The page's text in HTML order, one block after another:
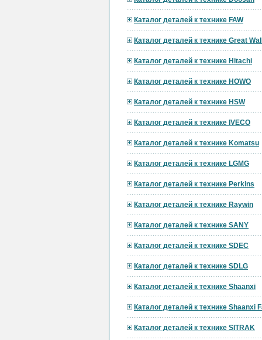
Каталог деталей к технике FAW
Каталог деталей к технике Great
Каталог деталей к технике Hitachi
Каталог деталей к технике HOWO
Каталог деталей к технике HSW
Каталог деталей к технике IVECO
Каталог деталей к технике Komatsu
Каталог деталей к технике LGMG
Каталог деталей к технике Perkins
Каталог деталей к технике Raywin
Каталог деталей к технике SANY
Каталог деталей к технике SDEC
Каталог деталей к технике SDLG
Каталог деталей к технике Shaanxi
Каталог деталей к технике Shaanxi
Каталог деталей к технике SITRAK